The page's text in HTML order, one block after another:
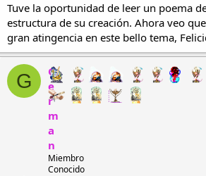
Tuve la oportunidad de leer un poema
estructura de su creación. Ahora veo
gran atingencia en este bello tema,
G
G
e
r
m
a
n
Miembro
Conocido